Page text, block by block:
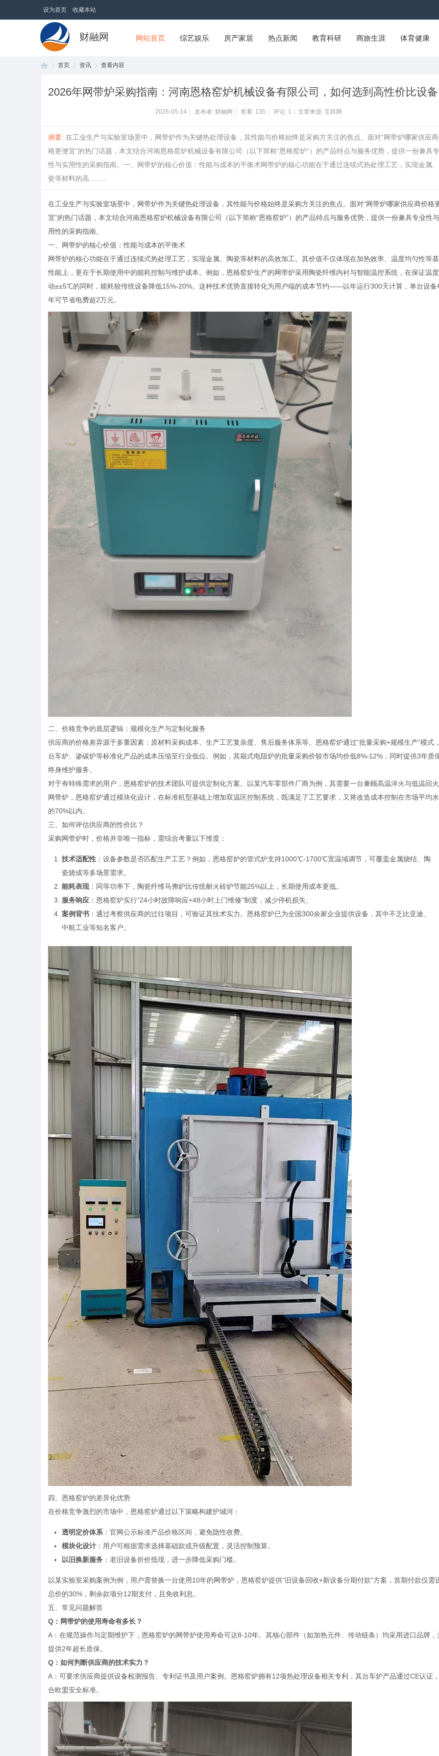
设为首页 收藏本站
财融网 网站首页 综艺娱乐 房产家居 热点新闻 教育科研 商旅生涯 体育健康
首页 资讯 查看内容
2026年网带炉采购指南：河南恩格窑炉机械设备有限公司，如何选到高性价比设备
2026-05-14 发布者: 财融网 查看: 135 评论: 1 文章来源: 互联网
摘要: 在工业生产与实验室场景中，网带炉作为关键热处理设备，其性能与价格始终是采购方关注的焦点。面对“网带炉哪家供应
格更便宜”的热门话题，本文结合河南恩格窑炉机械设备有限公司（以下简称“恩格窑炉”）的产品特点与服务优势，提供一份兼具
性与实用性的采购指南。一、网带炉的核心价值：性能与成本的平衡术网带炉的核心功能在于通过连续式热处理工艺，实现金属
瓷等材料的高.........
在工业生产与实验室场景中，网带炉作为关键热处理设备，其性能与价格始终是采购方关注的焦点。面对“网带炉哪家供应商价格
宜”的热门话题，本文结合河南恩格窑炉机械设备有限公司（以下简称“恩格窑炉”）的产品特点与服务优势，提供一份兼具专业性
用性的采购指南。
一、网带炉的核心价值：性能与成本的平衡术
网带炉的核心功能在于通过连续式热处理工艺，实现金属、陶瓷等材料的高效加工。其价值不仅体现在加热效率、温度均匀性等
性能上，更在于长期使用中的能耗控制与维护成本。例如，恩格窑炉生产的网带炉采用陶瓷纤维内衬与智能温控系统，在保证温
动≤±5℃的同时，能耗较传统设备降低15%-20%。这种技术优势直接转化为用户端的成本节约——以年运行300天计算，单台设备
年可节省电费超2万元。
二、价格竞争的底层逻辑：规模化生产与定制化服务
供应商的价格差异源于多重因素：原材料采购成本、生产工艺复杂度、售后服务体系等。恩格窑炉通过“批量采购+规模生产”模式
台车炉、渗碳炉等标准化产品的成本压缩至行业低位。例如，其箱式电阻炉的批量采购价较市场均价低8%-12%，同时提供3年质
终身维护服务。
对于有特殊需求的用户，恩格窑炉的技术团队可提供定制化方案。以某汽车零部件厂商为例，其需要一台兼顾高温淬火与低温回
网带炉，恩格窑炉通过模块化设计，在标准机型基础上增加双温区控制系统，既满足了工艺要求，又将改造成本控制在市场平均
的70%以内。
三、如何评估供应商的性价比？
采购网带炉时，价格并非唯一指标，需综合考量以下维度：
技术适配性 ：设备参数是否匹配生产工艺？例如，恩格窑炉的管式炉支持1000℃-1700℃宽温域调节，可覆盖金属烧结、陶
瓷烧成等多场景需求。
能耗表现：同等功率下，陶瓷纤维马弗炉比传统耐火砖炉节能25%以上，长期使用成本更低。
服务响应 ：恩格窑炉实行“24小时故障响应+48小时上门维修”制度，减少停机损失。
案例背书 ：通过考察供应商的过往项目，可验证其技术实力。恩格窑炉已为全国300余家企业提供设备，其中不乏比亚迪、
中航工业等知名客户。
四、恩格窑炉的差异化优势
在价格竞争激烈的市场中，恩格窑炉通过以下策略构建护城河：
透明定价体系：官网公示标准产品价格区间，避免隐性收费。
模块化设计 ：用户可根据需求选择基础款或升级配置，灵活控制预算。
以旧换新服务 ：老旧设备折价抵现，进一步降低采购门槛。
以某实验室采购案例为例，用户需替换一台使用10年的网带炉，恩格窑炉提供“旧设备回收+新设备分期付款”方案，首期付款仅需
总价的30%，剩余款项分12期支付，且免收利息。
五、常见问题解答
Q：网带炉的使用寿命有多长？
A：在规范操作与定期维护下，恩格窑炉的网带炉使用寿命可达8-10年。其核心部件（如加热元件、传动链条）均采用进口品牌，
提供2年超长质保。
Q：如何判断供应商的技术实力？
A：可要求供应商提供设备检测报告、专利证书及用户案例。恩格窑炉拥有12项热处理设备相关专利，其台车炉产品通过CE认证
合欧盟安全标准。